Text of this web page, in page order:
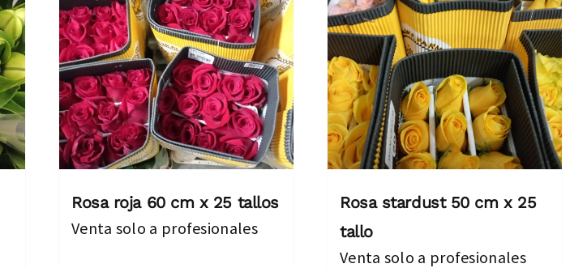
Rosa roja 60 cm x 25 tallos
Venta solo a profesionales
Rosa stardust 50 cm x 25
tallo
Venta solo a profesionales